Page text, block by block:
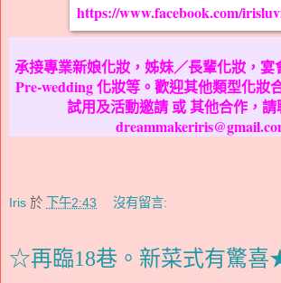
https://www.facebook.com/
承接專業新娘化妝，姊妹／長輩化妝，宴
Pre-wedding 化妝等。歡迎其他類型化妝
試用及活動邀請 或 其他合作，
Iris 於 下午2:43 沒有留言:
☆再臨18巷。新菜式有驚